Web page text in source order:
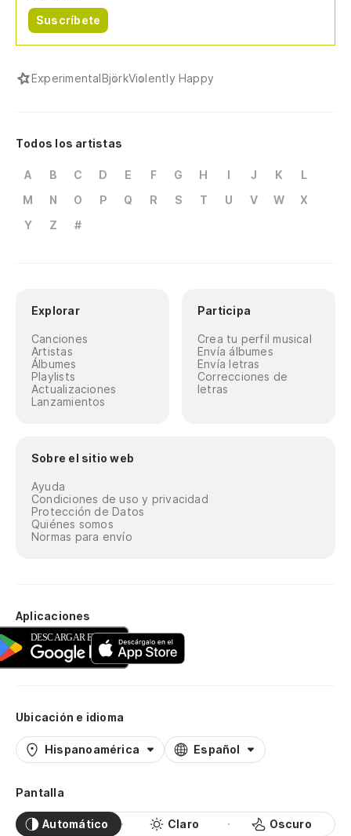
Suscríbete
ExperimentalBjörkViolently Happy
Todos los artistas
A B C D E F G H I J K
L
M
N O P Q R S T U V W
X
Y
Z #
Explorar
Canciones
Artistas
Álbumes
Playlists
Actualizaciones
Lanzamientos
Participa
Crea tu perfil musical
Envía álbumes
Envía letras
Correcciones de
letras
Sobre el sitio web
Ayuda
Condiciones de uso y privacidad
Protección de Datos
Quiénes somos
Normas para envío
Aplicaciones
Ubicación e idioma
Hispanoamérica Español
Pantalla
Automático Claro Oscuro